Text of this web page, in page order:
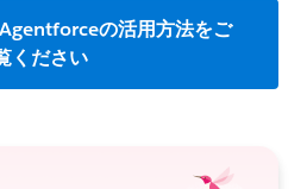
の活用方法をご
ください